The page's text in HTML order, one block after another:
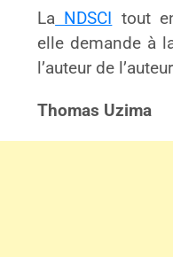
La NDSCI
tout
elle demande à
l’auteur de
Thomas Uzima